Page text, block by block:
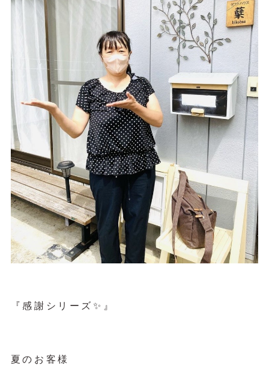
『感謝シリーズ✨』
夏のお客様